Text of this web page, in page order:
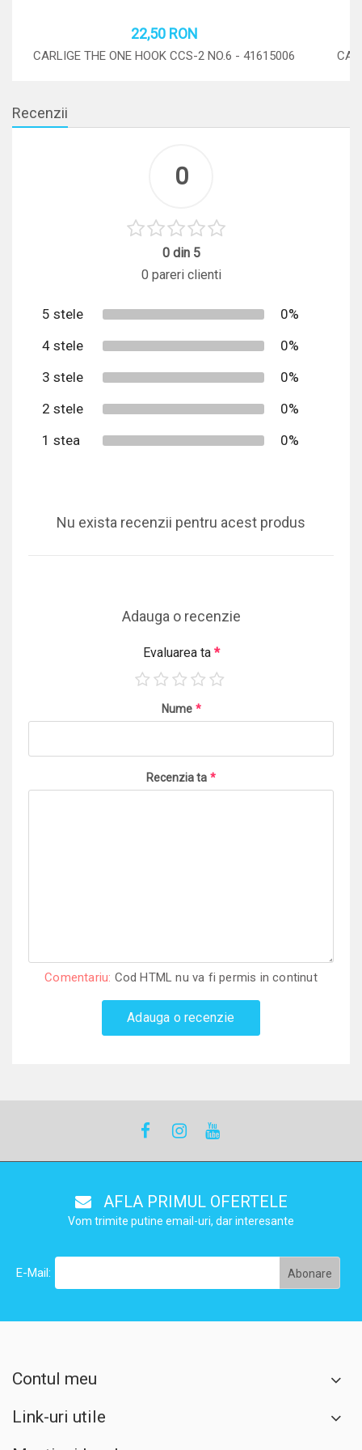
22,50 RON
CARLIGE THE ONE HOOK CCS-2 NO.6 - 41615006
Adauga in cos
Recenzii
0
0 din 5
0 pareri clienti
5 stele
0%
4 stele
0%
3 stele
0%
2 stele
0%
1 stea
0%
Nu exista recenzii pentru acest produs
Adauga o recenzie
Evaluarea ta *
Nume *
Recenzia ta *
Comentariu: Cod HTML nu va fi permis in continut
Adauga o recenzie
AFLA PRIMUL OFERTELE
Vom trimite putine email-uri, dar interesante
E-Mail:
Contul meu
Link-uri utile